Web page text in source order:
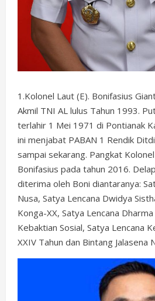
1.Kolonel Laut (E). Bonifasius
Akmil TNI AL lulus Tahun 1993.
terlahir 1 Mei 1971 di Pontianak
ini menjabat PABAN 1 Rendik
sampai sekarang. Pangkat
Bonifasius pada tahun 2016.
diterima oleh Boni diantaranya:
Nusa, Satya Lencana Dwidya
Konga-XX, Satya Lencana
Kebaktian Sosial, Satya Lencana
XXIV Tahun dan Bintang Jalasena